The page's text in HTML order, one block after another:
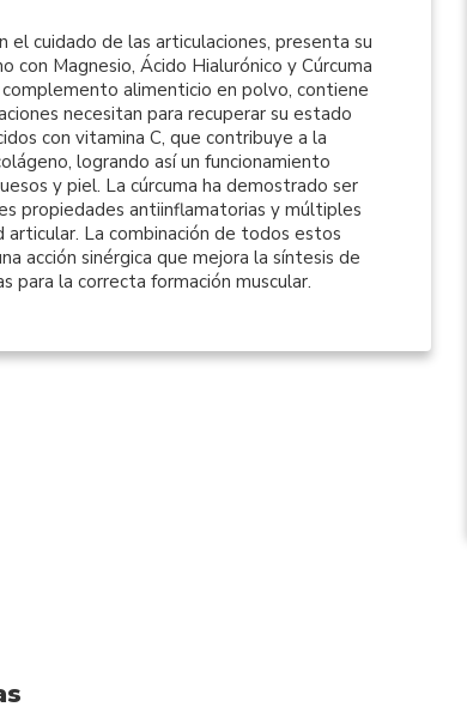
el cuidado de las articulaciones, presenta su
con Magnesio, Ácido Hialurónico y Cúrcuma
alimenticio en polvo, contiene
necesitan para recuperar su estado
con vitamina C, que contribuye a la
logrando así un funcionamiento
y piel. La cúrcuma ha demostrado ser
propiedades antiinflamatorias y múltiples
articular. La combinación de todos estos
acción sinérgica que mejora la síntesis de
para la correcta formación muscular.